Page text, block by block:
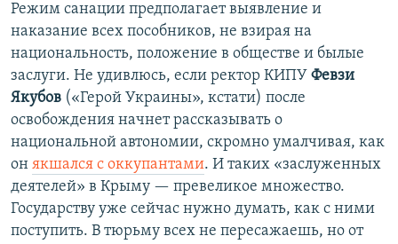
Режим санации предполагает выявление и
наказание всех пособников, не взирая на
национальность, положение в обществе и былые
заслуги. Не удивлюсь, если ректор КИПУ Февзи
Якубов («Герой Украины», кстати) после
освобождения начнет рассказывать о
национальной автономии, скромно умалчивая, как
он якшался с оккупантами. И таких «заслуженных
деятелей» в Крыму — превеликое множество.
Государству уже сейчас нужно думать, как с ними
поступить. В тюрьму всех не пересажаешь, но от